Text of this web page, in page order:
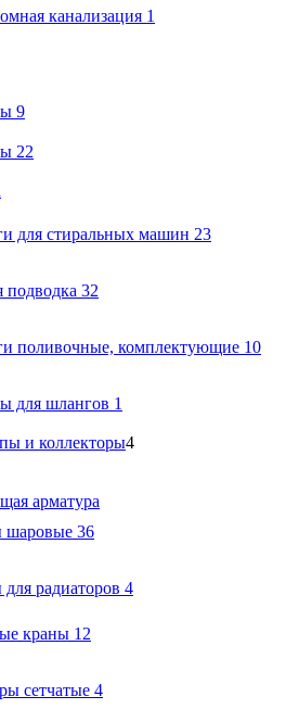
канализация 1
9
22
для стиральных машин 23
подводка 32
поливочные, комплектующие 10
для шлангов 1
и коллекторы4
арматура
шаровые 36
радиаторов 4
краны 12
сетчатые 4